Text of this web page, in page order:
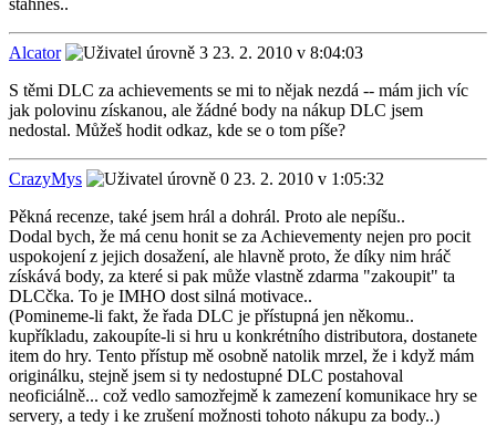
Alcator
23. 2. 2010 v 8:04:03
S těmi DLC za achievements se mi to nějak nezdá -- mám jich víc
jak polovinu získanou, ale žádné body na nákup DLC jsem
nedostal. Můžeš hodit odkaz, kde se o tom píše?
CrazyMys
23. 2. 2010 v 1:05:32
Pěkná recenze, také jsem hrál a dohrál. Proto ale nepíšu..
Dodal bych, že má cenu honit se za Achievementy nejen pro pocit
uspokojení z jejich dosažení, ale hlavně proto, že díky nim hráč
získává body, za které si pak může vlastně zdarma "zakoupit" ta
DLCčka. To je IMHO dost silná motivace..
(Pomineme-li fakt, že řada DLC je přístupná jen někomu..
kupříkladu, zakoupíte-li si hru u konkrétního distributora, dostanete
item do hry. Tento přístup mě osobně natolik mrzel, že i když mám
originálku, stejně jsem si ty nedostupné DLC postahoval
neoficiálně... což vedlo samozřejmě k zamezení komunikace hry se
servery, a tedy i ke zrušení možnosti tohoto nákupu za body..)